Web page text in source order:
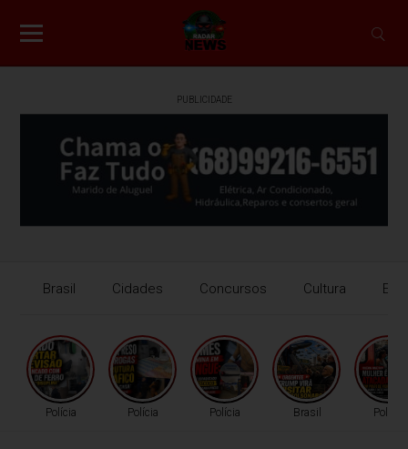
PUBLICIDADE
Brasil Cidades Concursos Cultura
Polícia Polícia Polícia Brasil Polícia